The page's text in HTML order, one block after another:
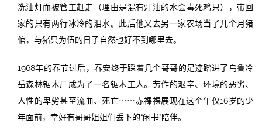
洗油灯而被管工赶走（理由是混有灯油的水会毒死鸡只），带回
家的只有两行冰冷的泪水。此后他又去另一家农场当了几个月猪
倌，与猪只为伍的日子自然也好不到哪里去。
1968年的春节过后，春安终于踩着几个哥哥的足迹踏进了乌鲁冷
岳森林锯木厂成为了一名锯木工人。劳作的艰辛、环境的恶劣、
人性的卑劣甚至流血、死亡⋯⋯赤裸裸展现在这个年仅16岁的少
年面前，幸好有哥哥姐姐们丢下的“闲书”陪伴。